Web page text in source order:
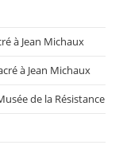
à Jean Michaux
à Jean Michaux
de la Résistance